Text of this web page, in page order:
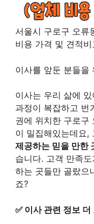
서울시 구로구 오류
비용 가격 및 견적비
이사를 앞둔 분들을
이사는 우리 삶에
과정이 복잡하고 번
권에 위치한 구로구
이 밀집해있는데요,
제공하는 믿을 만한
습니다. 고객 만족
하는 곳들만 골랐으
죠?
✅ 이사 관련 정보 더